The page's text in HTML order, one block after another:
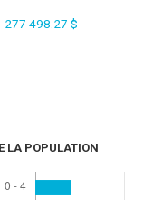
277 498.27 $
LA POPULATION